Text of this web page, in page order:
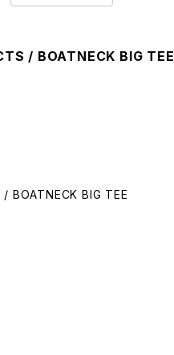
/ BOATNECK BIG TEE
BOATNECK BIG TEE